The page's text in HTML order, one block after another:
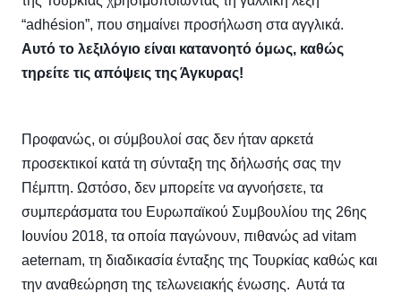
“adhésion”, που σημαίνει προσήλωση στα αγγλικά.
Αυτό το λεξιλόγιο είναι κατανοητό όμως, καθώς
τηρείτε τις απόψεις της Άγκυρας!
Προφανώς, οι σύμβουλοί σας δεν ήταν αρκετά
προσεκτικοί κατά τη σύνταξη της δήλωσής σας την
Πέμπτη. Ωστόσο, δεν μπορείτε να αγνοήσετε, τα
συμπεράσματα του Ευρωπαϊκού Συμβουλίου της 26ης
Ιουνίου 2018, τα οποία παγώνουν, πιθανώς ad vitam
aeternam, τη διαδικασία ένταξης της Τουρκίας καθώς και
την αναθεώρηση της τελωνειακής ένωσης. Αυτά τα